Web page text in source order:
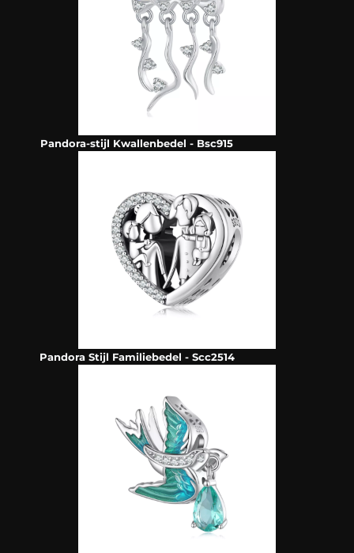
Pandora-stijl Kwallenbedel - Bsc915
Pandora Stijl Familiebedel - Scc2514